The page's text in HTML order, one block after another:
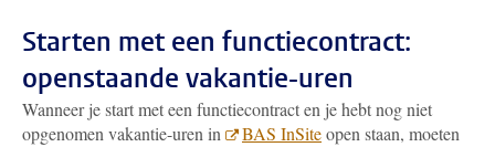
Starten met een functiecontract:
openstaande vakantie-uren
Wanneer je start met een functiecontract en je hebt nog niet
opgenomen vakantie-uren in
BAS InSiteopen staan, moeten